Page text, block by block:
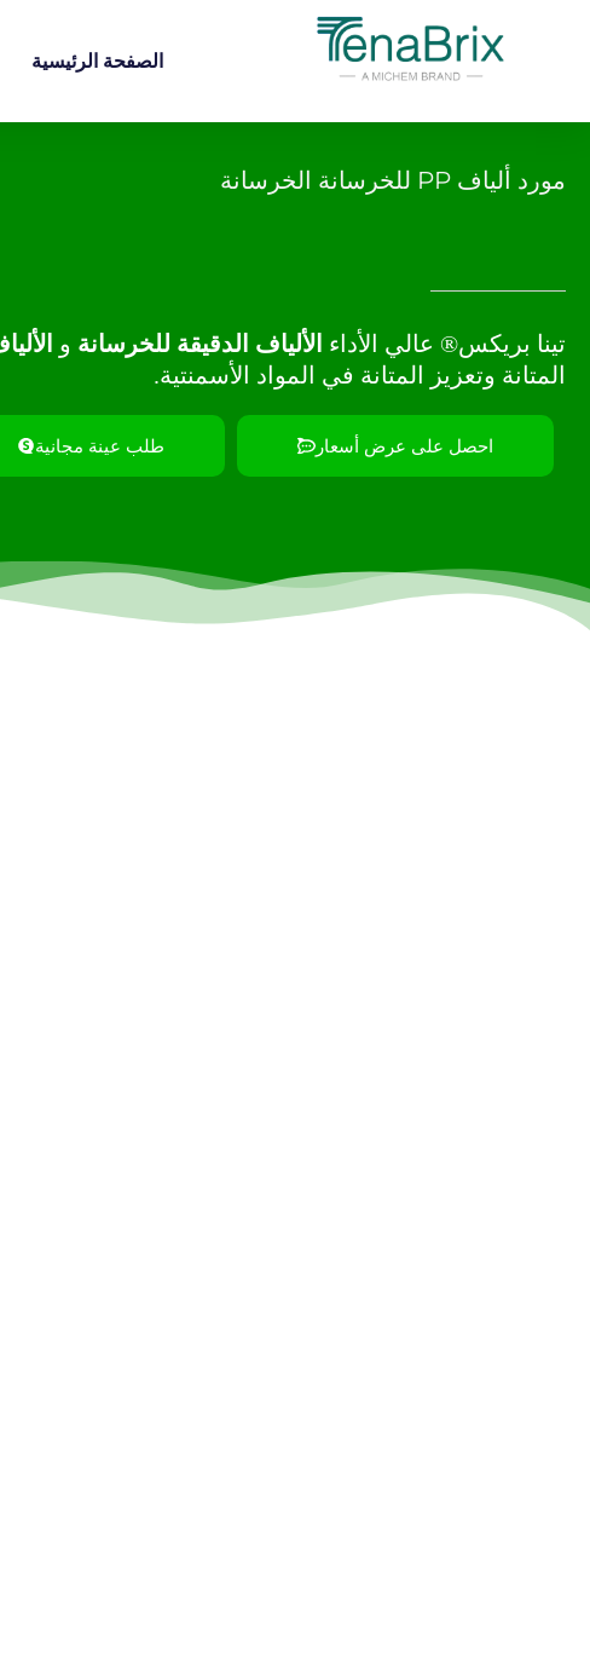
الصفحة الرئيسية
مورد ألياف PP للخرسانة الخرسانة
تينا بريكس® عالي الأداء الألياف الدقيقة للخرسانة و
المتانة وتعزيز المتانة في المواد الأسمنتية.
احصل على عرض أسعار طلب عينة مجانية